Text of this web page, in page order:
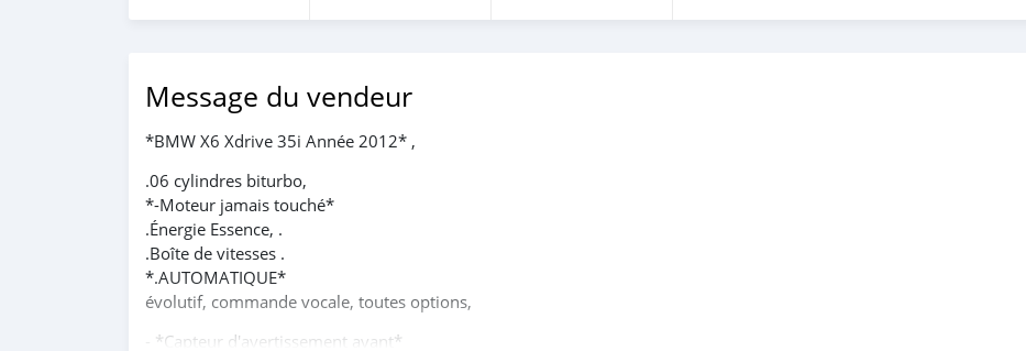
Message du vendeur
*BMW X6 Xdrive 35i Année 2012* ,
.06 cylindres biturbo,
*-Moteur jamais touché*
.Énergie Essence, .
.Boîte de vitesses .
*.AUTOMATIQUE*
évolutif, commande vocale, toutes options,
- *Capteur d'avertissement avant*